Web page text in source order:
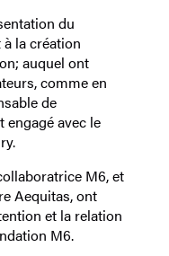
du
la création
auquel ont
comme en
de
engagé avec le
M6, et
Aequitas, ont
et la relation
M6.